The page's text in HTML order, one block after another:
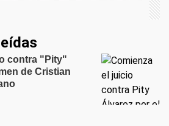
contra "Pity"
de Cristian